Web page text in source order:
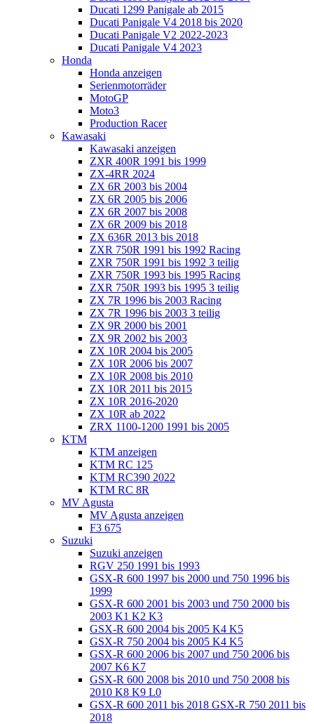
Ducati 1299 Panigale ab 2015
Ducati Panigale V4 2018 bis 2020
Ducati Panigale V2 2022-2023
Ducati Panigale V4 2023
Honda
Honda anzeigen
Serienmotorräder
MotoGP
Moto3
Production Racer
Kawasaki
Kawasaki anzeigen
ZXR 400R 1991 bis 1999
ZX-4RR 2024
ZX 6R 2003 bis 2004
ZX 6R 2005 bis 2006
ZX 6R 2007 bis 2008
ZX 6R 2009 bis 2018
ZX 636R 2013 bis 2018
ZXR 750R 1991 bis 1992 Racing
ZXR 750R 1991 bis 1992 3 teilig
ZXR 750R 1993 bis 1995 Racing
ZXR 750R 1993 bis 1995 3 teilig
ZX 7R 1996 bis 2003 Racing
ZX 7R 1996 bis 2003 3 teilig
ZX 9R 2000 bis 2001
ZX 9R 2002 bis 2003
ZX 10R 2004 bis 2005
ZX 10R 2006 bis 2007
ZX 10R 2008 bis 2010
ZX 10R 2011 bis 2015
ZX 10R 2016-2020
ZX 10R ab 2022
ZRX 1100-1200 1991 bis 2005
KTM
KTM anzeigen
KTM RC 125
KTM RC390 2022
KTM RC 8R
MV Agusta
MV Agusta anzeigen
F3 675
Suzuki
Suzuki anzeigen
RGV 250 1991 bis 1993
GSX-R 600 1997 bis 2000 und 750 1996 bis
1999
GSX-R 600 2001 bis 2003 und 750 2000 bis
2003 K1 K2 K3
GSX-R 600 2004 bis 2005 K4 K5
GSX-R 750 2004 bis 2005 K4 K5
GSX-R 600 2006 bis 2007 und 750 2006 bis
2007 K6 K7
GSX-R 600 2008 bis 2010 und 750 2008 bis
2010 K8 K9 L0
GSX-R 600 2011 bis 2018 GSX-R 750 2011 bis
2018